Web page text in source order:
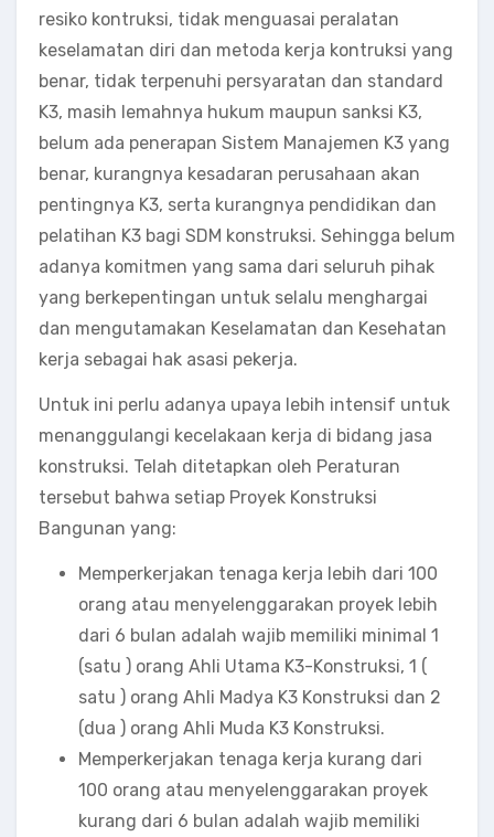
resiko kontruksi, tidak menguasai peralatan
keselamatan diri dan metoda kerja kontruksi yang
benar, tidak terpenuhi persyaratan dan standard
K3, masih lemahnya hukum maupun sanksi K3,
belum ada penerapan Sistem Manajemen K3 yang
benar, kurangnya kesadaran perusahaan akan
pentingnya K3, serta kurangnya pendidikan dan
pelatihan K3 bagi SDM konstruksi. Sehingga belum
adanya komitmen yang sama dari seluruh pihak
yang berkepentingan untuk selalu menghargai
dan mengutamakan Keselamatan dan Kesehatan
kerja sebagai hak asasi pekerja.
Untuk ini perlu adanya upaya lebih intensif untuk
menanggulangi kecelakaan kerja di bidang jasa
konstruksi. Telah ditetapkan oleh Peraturan
tersebut bahwa setiap Proyek Konstruksi
Bangunan yang:
Memperkerjakan tenaga kerja lebih dari 100
orang atau menyelenggarakan proyek lebih
dari 6 bulan adalah wajib memiliki minimal 1
(satu ) orang Ahli Utama K3-Konstruksi, 1 (
satu ) orang Ahli Madya K3 Konstruksi dan 2
(dua ) orang Ahli Muda K3 Konstruksi.
Memperkerjakan tenaga kerja kurang dari
100 orang atau menyelenggarakan proyek
kurang dari 6 bulan adalah wajib memiliki